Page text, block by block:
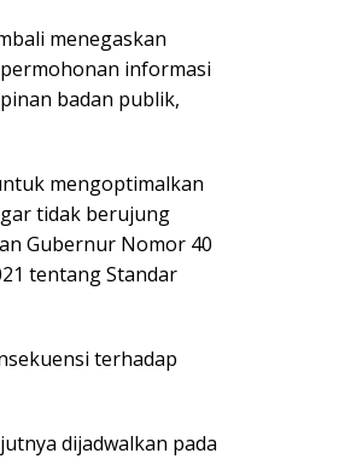
menegaskan
informasi
badan publik,
mengoptimalkan
tidak berujung
Gubernur Nomor 40
tentang Standar
terhadap
dijadwalkan pada